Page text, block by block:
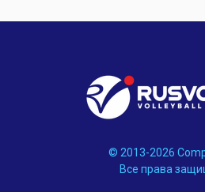
© 2013-2026
Все права